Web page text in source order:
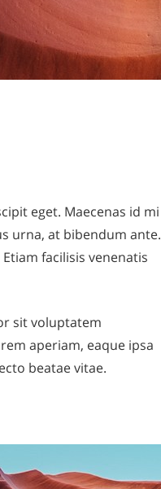
eget. Maecenas id mi
urna, at bibendum ante.
facilisis venenatis
sit voluptatem
aperiam, eaque ipsa
beatae vitae.